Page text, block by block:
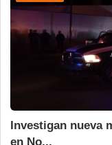
Investigan nueva
en No...